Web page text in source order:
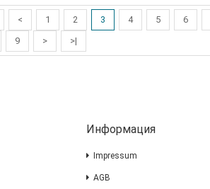
< 1 2 3 4 5 6
9
> >|
Информация
Impressum
AGB